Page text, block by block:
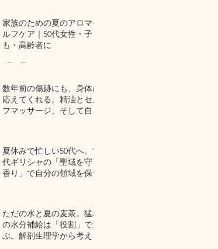
家族のための夏のアロマセ
ルフケア｜50代女性・子ど
も・高齢者に
7月24日
数年前の傷跡にも、身体は
応えてくれる。精油とセル
フマッサージ、そして自己
夏休みで忙しい50代へ。古
代ギリシャの「聖域を守る
香り」で自分の領域を保つ
ただの水と夏の麦茶。猛暑
の水分補給は「役割」で選
ぶ。解剖生理学から考える